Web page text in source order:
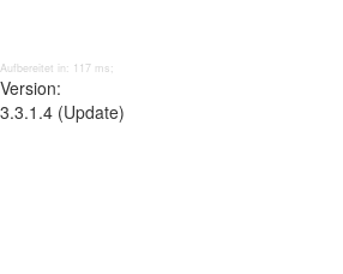
Aufbereitet in: 117 ms;
Version:
3.3.1.4 (Update)